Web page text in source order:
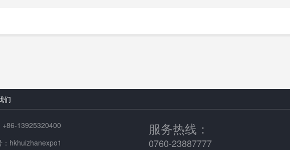
们
+86-13925320400
：hkhuizhanexpo1
服务热线：
0760-23887777